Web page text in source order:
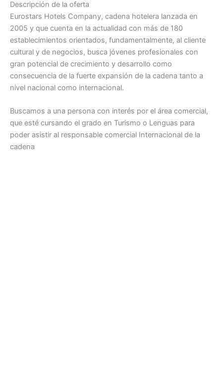
Descripción de la oferta
Eurostars Hotels Company, cadena hotelera lanzada en
2005 y que cuenta en la actualidad con más de 180
establecimientos orientados, fundamentalmente, al cliente
cultural y de negocios, busca jóvenes profesionales con
gran potencial de crecimiento y desarrollo como
consecuencia de la fuerte expansión de la cadena tanto a
nivel nacional como internacional.
Buscamos a una persona con interés por el área comercial,
que esté cursando el grado en Turismo o Lenguas para
poder asistir al responsable comercial Internacional de la
cadena